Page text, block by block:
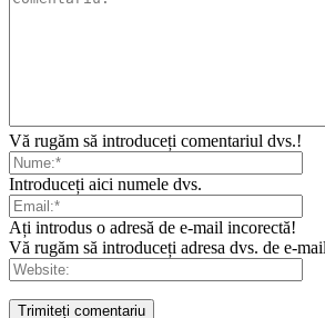
Vă rugăm să introduceți comentariul dvs.!
Introduceți aici numele dvs.
Ați introdus o adresă de e-mail incorectă!
Vă rugăm să introduceți adresa dvs. de e-